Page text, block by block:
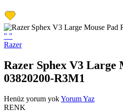
" "
Razer
Razer Sphex V3 Large
03820200-R3M1
Henüz yorum yokYorum Yaz
RENK